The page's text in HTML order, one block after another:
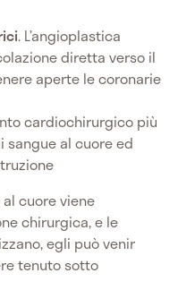
. L’angioplastica
diretta verso il
aperte le coronarie
cardiochirurgico più
sangue al cuore ed
cuore viene
chirurgica, e le
egli può venir
tenuto sotto